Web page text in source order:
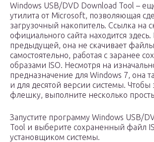
Windows USB/DVD Download Tool –
утилита от Microsoft, позволяющая
загрузочный накопитель. Ссылка на
официального сайта находится
предыдущей, она не скачивает файлы
самостоятельно, работая с заранее
образами ISO. Несмотря на
предназначение для Windows 7, она
и для десятой версии системы. Чтобы
флешку, выполните несколько
Запустите программу Windows USB/
Tool и выберите сохраненный файл
установщиком системы.